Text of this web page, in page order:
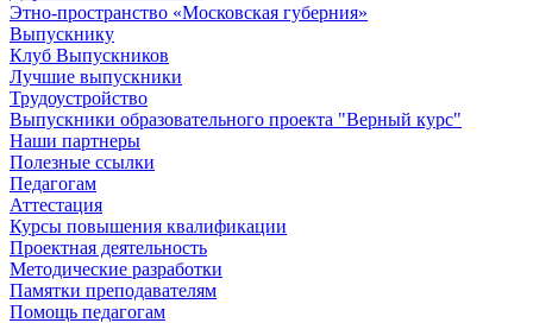
Этно-пространство «Московская губерния»
Выпускнику
Клуб Выпускников
Лучшие выпускники
Трудоустройство
Выпускники образовательного проекта "Верный курс"
Наши партнеры
Полезные ссылки
Педагогам
Аттестация
Курсы повышения квалификации
Проектная деятельность
Методические разработки
Памятки преподавателям
Помощь педагогам